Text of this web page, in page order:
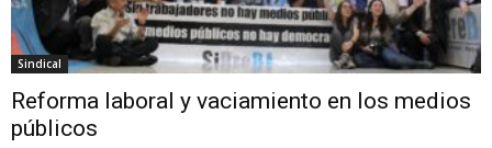
Sindical
Reforma laboral y vaciamiento en los medios
públicos